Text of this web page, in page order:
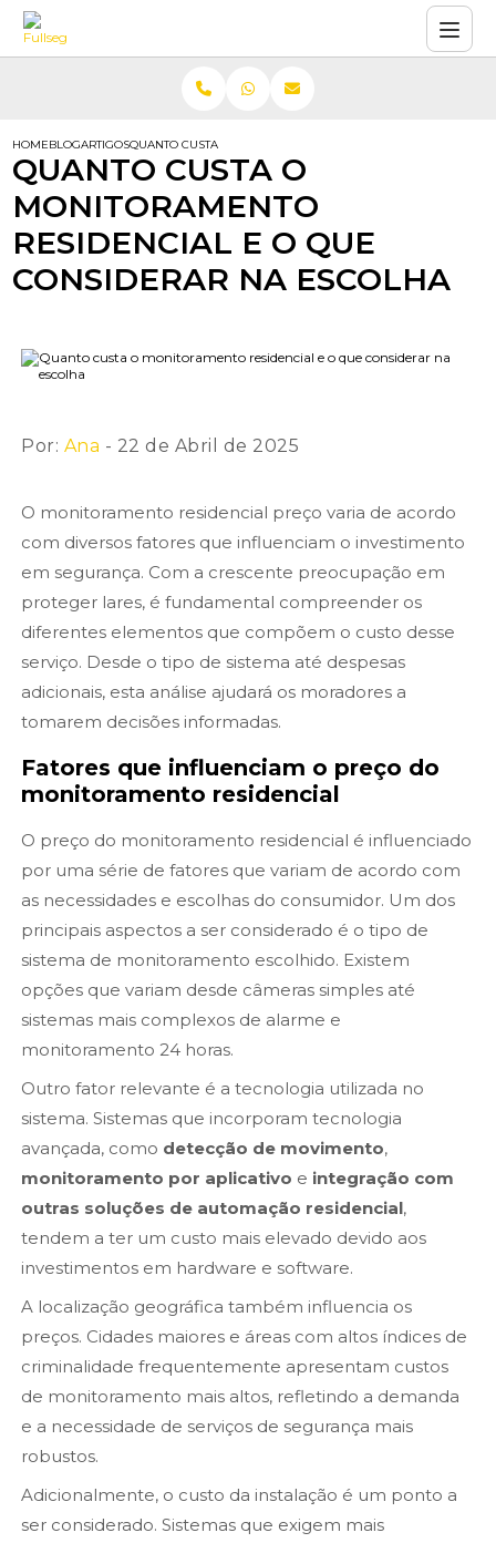
HOMEBLOGARTIGOSQUANTO CUSTA O MONITORAMENTO RESIDENCIAL E O QUE
QUANTO CUSTA O
MONITORAMENTO
RESIDENCIAL E O QUE
CONSIDERAR NA ESCOLHA
Por: Ana - 22 de Abril de 2025
O monitoramento residencial preço varia de acordo
com diversos fatores que influenciam o investimento
em segurança. Com a crescente preocupação em
proteger lares, é fundamental compreender os
diferentes elementos que compõem o custo desse
serviço. Desde o tipo de sistema até despesas
adicionais, esta análise ajudará os moradores a
tomarem decisões informadas.
Fatores que influenciam o preço do
monitoramento residencial
O preço do monitoramento residencial é influenciado
por uma série de fatores que variam de acordo com
as necessidades e escolhas do consumidor. Um dos
principais aspectos a ser considerado é o tipo de
sistema de monitoramento escolhido. Existem
opções que variam desde câmeras simples até
sistemas mais complexos de alarme e
monitoramento 24 horas.
Outro fator relevante é a tecnologia utilizada no
sistema. Sistemas que incorporam tecnologia
avançada, como detecção de movimento,
monitoramento por aplicativo e integração com
outras soluções de automação residencial,
tendem a ter um custo mais elevado devido aos
investimentos em hardware e software.
A localização geográfica também influencia os
preços. Cidades maiores e áreas com altos índices de
criminalidade frequentemente apresentam custos
de monitoramento mais altos, refletindo a demanda
e a necessidade de serviços de segurança mais
robustos.
Adicionalmente, o custo da instalação é um ponto a
ser considerado. Sistemas que exigem mais